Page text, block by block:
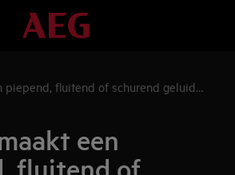
piepend, fluitend of schurend geluid
een